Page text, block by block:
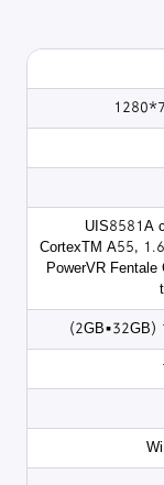
UIS8581A
CortexTM A55,
PowerVR